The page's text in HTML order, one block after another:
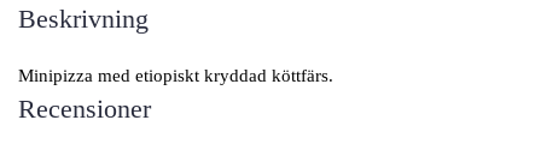
Beskrivning
Minipizza med etiopiskt kryddad köttfärs.
Recensioner